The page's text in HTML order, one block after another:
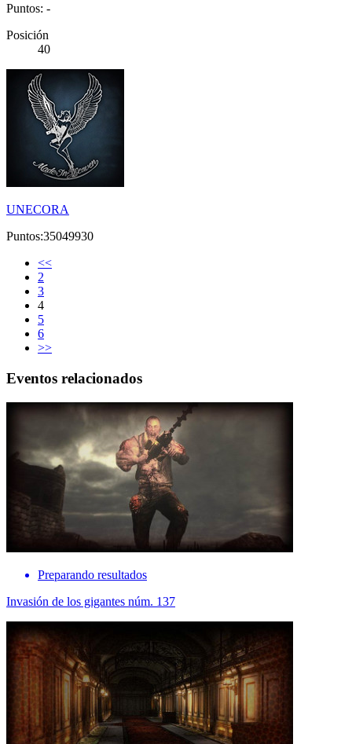
Puntos: -
Posición
40
UNECORA
Puntos:35049930
<<
2
3
4
5
6
>>
Eventos relacionados
Preparando resultados
Invasión de los gigantes núm. 137